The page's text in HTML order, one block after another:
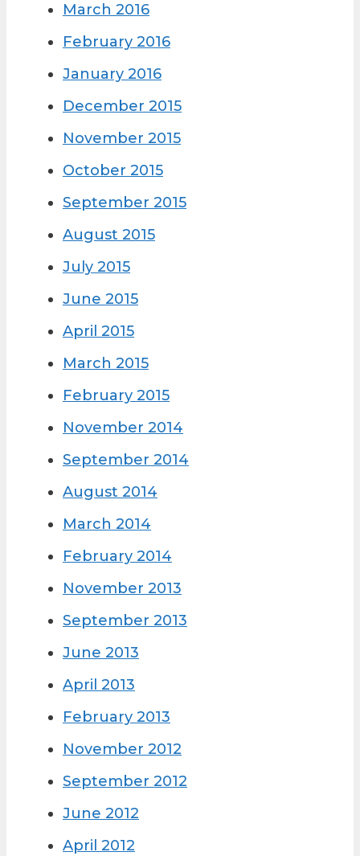
March 2016
February 2016
January 2016
December 2015
November 2015
October 2015
September 2015
August 2015
July 2015
June 2015
April 2015
March 2015
February 2015
November 2014
September 2014
August 2014
March 2014
February 2014
November 2013
September 2013
June 2013
April 2013
February 2013
November 2012
September 2012
June 2012
April 2012